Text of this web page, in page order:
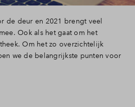
de deur en 2021 brengt veel
Ook als het gaat om het
Om het zo overzichtelijk
we de belangrijkste punten voor